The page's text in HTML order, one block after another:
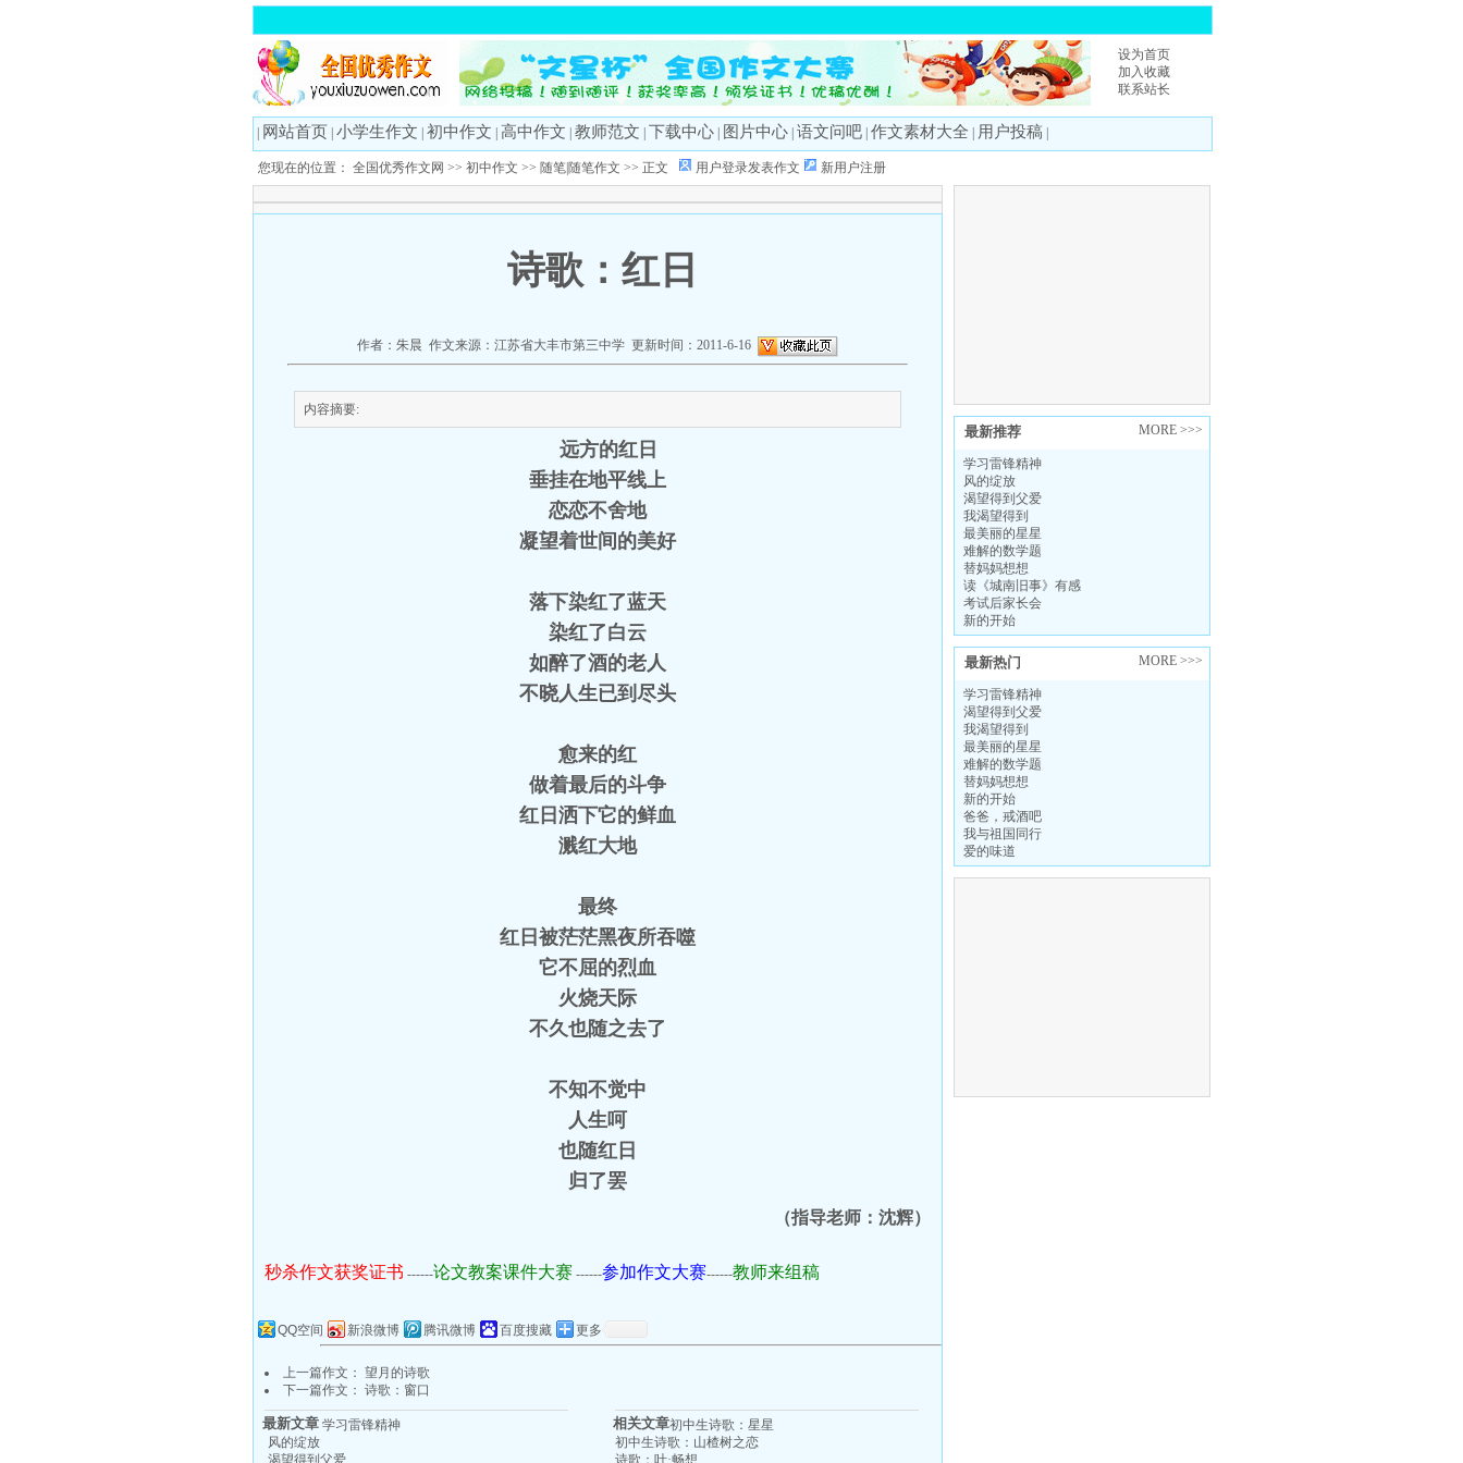
设为首页
加入收藏
联系站长
网站首页 小学生作文 初中作文 高中作文 教师范文 下载中心 图片中心 语文问吧 作文素材大全 用户投稿
您现在的位置： 全国优秀作文网 >> 初中作文 >> 随笔|随笔作文 >> 正文 用户登录发表作文 新用户注册
最新推荐 MORE >>>
学习雷锋精神
风的绽放
渴望得到父爱
我渴望得到
最美丽的星星
难解的数学题
替妈妈想想
读《城南旧事》有感
考试后家长会
新的开始
最新热门 MORE >>>
学习雷锋精神
渴望得到父爱
我渴望得到
最美丽的星星
难解的数学题
替妈妈想想
新的开始
爸爸，戒酒吧
我与祖国同行
爱的味道
诗歌：红日
作者：朱晨 作文来源：江苏省大丰市第三中学 更新时间：2011-6-16
内容摘要:
远方的红日
垂挂在地平线上
恋恋不舍地
凝望着世间的美好
落下染红了蓝天
染红了白云
如醉了酒的老人
不晓人生已到尽头
愈来的红
做着最后的斗争
红日洒下它的鲜血
溅红大地
最终
红日被茫茫黑夜所吞噬
它不屈的烈血
火烧天际
不久也随之去了
不知不觉中
人生呵
也随红日
归了罢
（指导老师：沈辉）
秒杀作文获奖证书 ------论文教案课件大赛 ------参加作文大赛------教师来组稿
QQ空间 新浪微博 腾讯微博 百度搜藏 更多
上一篇作文： 望月的诗歌
下一篇作文： 诗歌：窗口
最新文章 学习雷锋精神
风的绽放
相关文章初中生诗歌：星星
初中生诗歌：山楂树之恋